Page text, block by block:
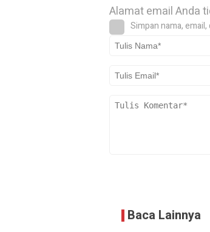
Alamat email Anda
Simpan nama,
Baca Lainnya